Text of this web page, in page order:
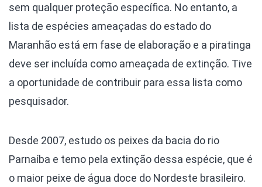
sem qualquer proteção específica. No entanto, a
lista de espécies ameaçadas do estado do
Maranhão está em fase de elaboração e a piratinga
deve ser incluída como ameaçada de extinção. Tive
a oportunidade de contribuir para essa lista como
pesquisador.
Desde 2007, estudo os peixes da bacia do rio
Parnaíba e temo pela extinção dessa espécie, que é
o maior peixe de água doce do Nordeste brasileiro.